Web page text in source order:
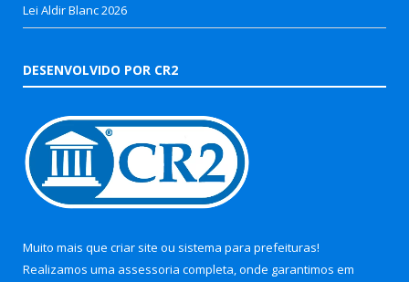
Lei Aldir Blanc 2026
DESENVOLVIDO POR CR2
Muito mais que criar site ou sistema para prefeituras!
Realizamos uma assessoria completa, onde garantimos em